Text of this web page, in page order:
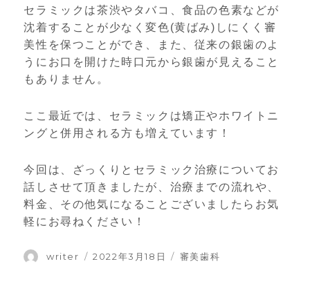
セラミックは茶渋やタバコ、食品の色素などが
沈着することが少なく変色(黄ばみ)しにくく審
美性を保つことができ、また、従来の銀歯のよ
うにお口を開けた時口元から銀歯が見えること
もありません。
ここ最近では、セラミックは矯正やホワイトニ
ングと併用される方も増えています！
今回は、ざっくりとセラミック治療についてお
話しさせて頂きましたが、治療までの流れや、
料金、その他気になることございましたらお気
軽にお尋ねください！
投
writer
投
2022年3月18日
カ
審美歯科